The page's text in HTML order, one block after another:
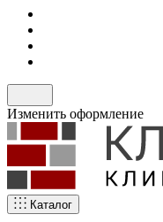
Изменить оформление
Каталог